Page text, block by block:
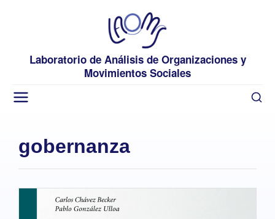
Laboratorio de Análisis de Organizaciones y
Movimientos Sociales
gobernanza